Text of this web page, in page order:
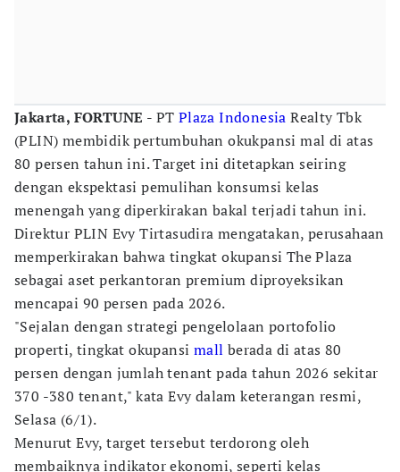
Jakarta, FORTUNE - PT Plaza Indonesia Realty Tbk
(PLIN) membidik pertumbuhan okukpansi mal di atas
80 persen tahun ini. Target ini ditetapkan seiring
dengan ekspektasi pemulihan konsumsi kelas
menengah yang diperkirakan bakal terjadi tahun ini.
Direktur PLIN Evy Tirtasudira mengatakan, perusahaan
memperkirakan bahwa tingkat okupansi The Plaza
sebagai aset perkantoran premium diproyeksikan
mencapai 90 persen pada 2026.
"Sejalan dengan strategi pengelolaan portofolio
properti, tingkat okupansi mall berada di atas 80
persen dengan jumlah tenant pada tahun 2026 sekitar
370 -380 tenant," kata Evy dalam keterangan resmi,
Selasa (6/1).
Menurut Evy, target tersebut terdorong oleh
membaiknya indikator ekonomi, seperti kelas